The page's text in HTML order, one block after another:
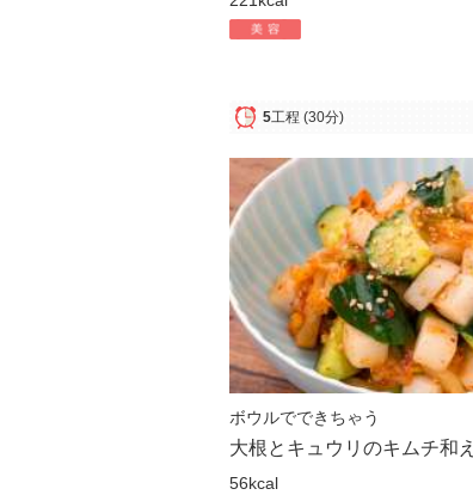
5工程 (30分)
ボウルでできちゃう
大根とキュウリのキムチ和え
56kcal